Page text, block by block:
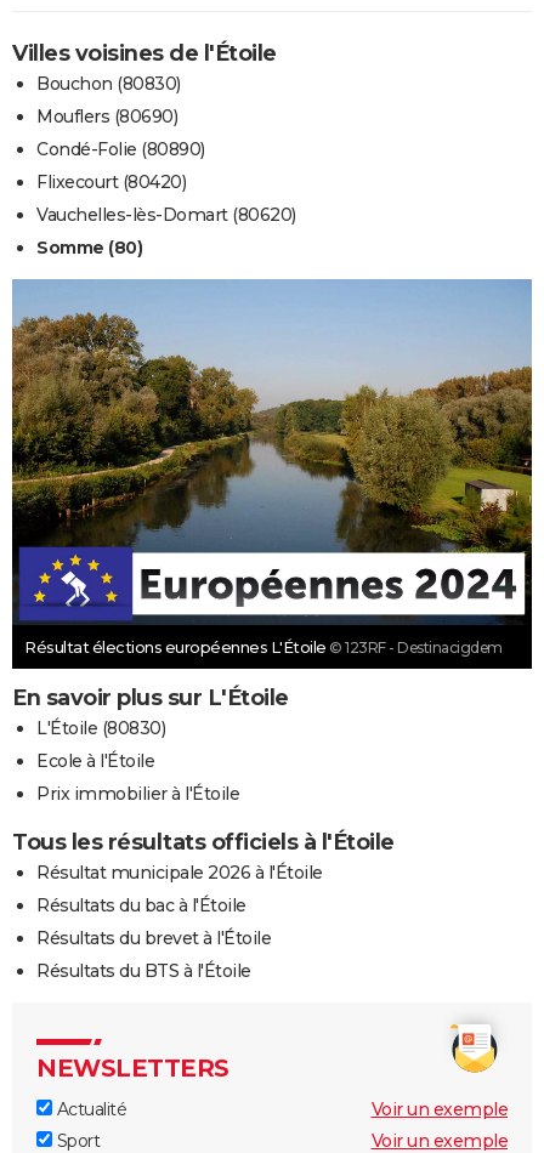
Villes voisines de l'Étoile
Bouchon (80830)
Mouflers (80690)
Condé-Folie (80890)
Flixecourt (80420)
Vauchelles-lès-Domart (80620)
Somme (80)
Résultat élections européennes L'Étoile © 123RF - Destinacigdem
En savoir plus sur L'Étoile
L'Étoile (80830)
Ecole à l'Étoile
Prix immobilier à l'Étoile
Tous les résultats officiels à l'Étoile
Résultat municipale 2026 à l'Étoile
Résultats du bac à l'Étoile
Résultats du brevet à l'Étoile
Résultats du BTS à l'Étoile
NEWSLETTERS
Actualité
Voir un exemple
Sport
Voir un exemple